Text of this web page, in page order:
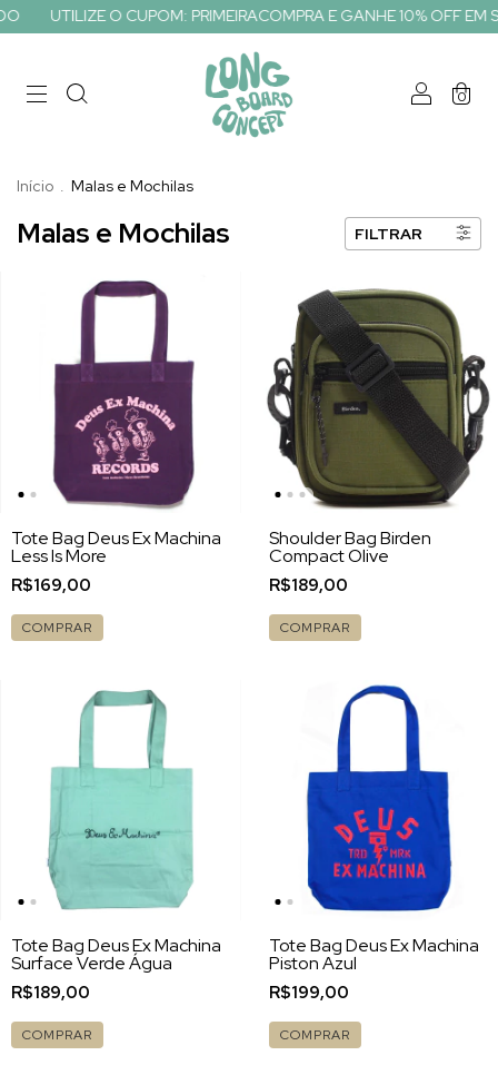
UTILIZE O CUPOM: PRIMEIRACOMPRA E GANHE 10% OFF EM SEU
0
Início . Malas e Mochilas
Malas e Mochilas FILTRAR
Tote Bag Deus Ex Machina
Less Is More
R$169,00
COMPRAR
Shoulder Bag Birden
Compact Olive
R$189,00
COMPRAR
Tote Bag Deus Ex Machina
Surface Verde Água
R$189,00
COMPRAR
Tote Bag Deus Ex Machina
Piston Azul
R$199,00
COMPRAR